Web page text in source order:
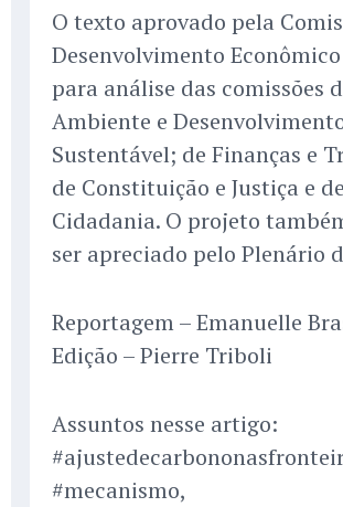
O texto aprovado pela
Desenvolvimento
para análise das comissões
Ambiente e
Sustentável; de Finanças e
de Constituição e Justiça e de
Cidadania. O projeto
ser apreciado pelo Plenário
Reportagem – Emanuelle
Edição – Pierre Triboli
Assuntos nesse artigo:
#mecanismo,